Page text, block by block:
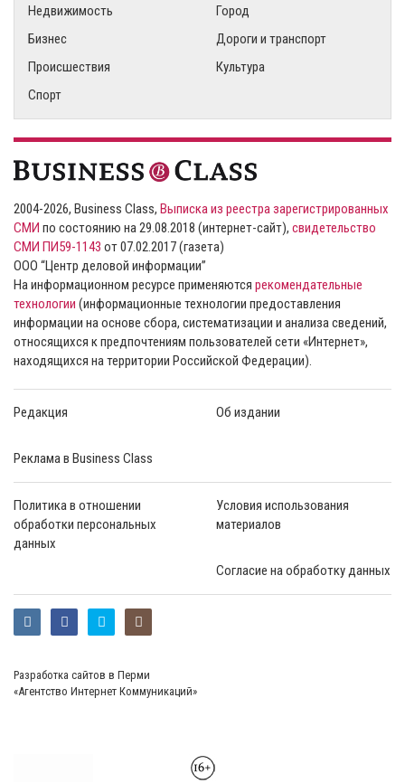
Недвижимость
Город
Бизнес
Дороги и транспорт
Происшествия
Культура
Спорт
2004-2026, Business Class, Выписка из реестра зарегистрированных
СМИ по состоянию на 29.08.2018 (интернет-сайт), свидетельство
СМИ ПИ59-1143 от 07.02.2017 (газета)
ООО “Центр деловой информации”
На информационном ресурсе применяются рекомендательные
технологии (информационные технологии предоставления
информации на основе сбора, систематизации и анализа сведений,
относящихся к предпочтениям пользователей сети «Интернет»,
находящихся на территории Российской Федерации).
Редакция Об издании
Реклама в Business Class
Политика в отношении
обработки персональных
данных
Условия использования
материалов
Согласие на обработку данных
Разработка сайтов в Перми
«Агентство Интернет Коммуникаций»